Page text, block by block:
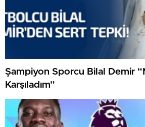
Şampiyon Sporcu Bilal Demir
Karşıladım”